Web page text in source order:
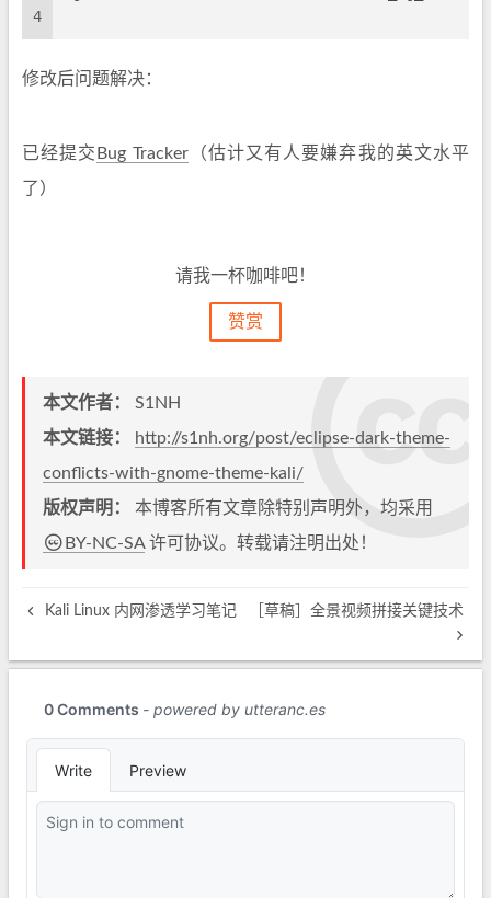
4
修改后问题解决：
已经提交 Bug Tracker（估计又有人要嫌弃我的英文水平
了）
请我一杯咖啡吧！
赞赏
本文作者： S1NH
本文链接：
http://s1nh.org/post/eclipse-dark-theme-
conflicts-with-gnome-theme-kali/
版权声明： 本博客所有文章除特别声明外，均采用
BY-NC-SA许可协议。转载请注明出处！
Kali Linux 内网渗透学习笔记 ［草稿］全景视频拼接关键技术